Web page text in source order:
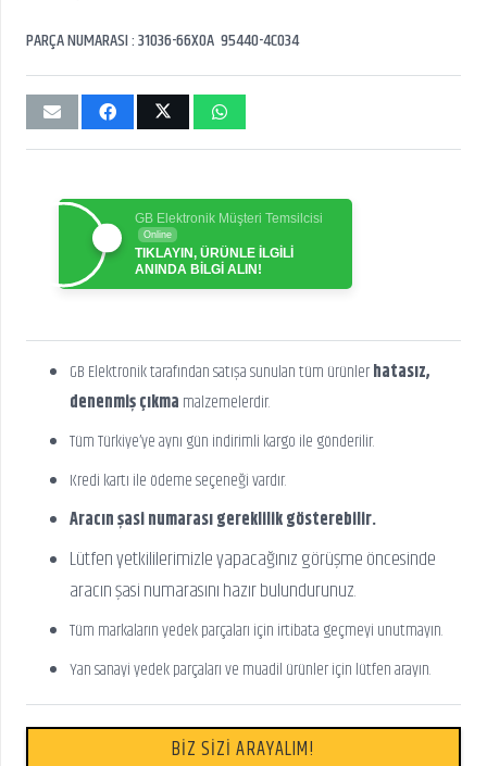
PARÇA NUMARASI : 31036-66X0A 95440-4C034
GB Elektronik Müşteri Temsilcisi
Online
TIKLAYIN, ÜRÜNLE İLGİLİ
ANINDA BİLGİ ALIN!
GB Elektronik tarafından satışa sunulan tüm ürünlerhatasız,
denenmiş çıkma malzemelerdir.
Tüm Türkiye’ye aynı gün indirimli kargo ile gönderilir.
Kredi kartı ile ödeme seçeneği vardır.
Aracın şasi numarası gereklilik gösterebilir.
Lütfen yetkililerimizle yapacağınız görüşme öncesinde
aracın şasi numarasını hazır bulundurunuz.
Tüm markaların yedek parçaları için irtibata geçmeyi unutmayın.
Yan sanayi yedek parçaları ve muadil ürünler için lütfen arayın.
BİZ SİZİ ARAYALIM!